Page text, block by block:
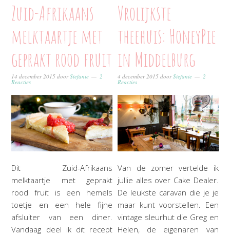
Zuid-Afrikaans
melktaartje met
geprakt rood fruit
14 december 2015 doorStefanie 2
Reacties
Dit Zuid-Afrikaans
melktaartje met geprakt
rood fruit is een hemels
toetje en een hele fijne
afsluiter van een diner.
Vandaag deel ik dit recept
Vrolijkste
theehuis: HoneyPie
in Middelburg
4 december 2015 doorStefanie 2
Reacties
Van de zomer vertelde ik
jullie alles over Cake Dealer.
De leukste caravan die je je
maar kunt voorstellen. Een
vintage sleurhut die Greg en
Helen, de eigenaren van